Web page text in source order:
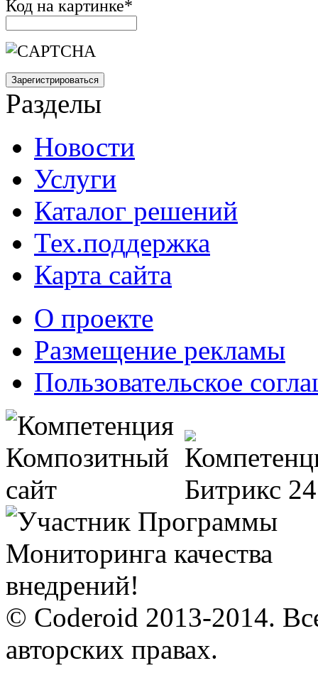
Код на картинке*
Разделы
Новости
Услуги
Каталог решений
Тех.поддержка
Карта сайта
О проекте
Размещение рекламы
Пользовательское
© Coderoid 2013-2014.
авторских правах.